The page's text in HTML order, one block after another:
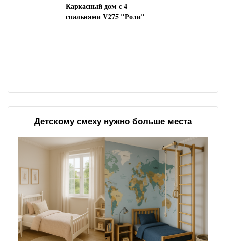
Каркасный дом с 4
спальнями V275 "Роли"
Детскому смеху нужно больше места